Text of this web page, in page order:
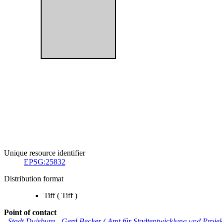
Unique resource identifier
EPSG:25832
Distribution format
Tiff( Tiff)
Point of contact